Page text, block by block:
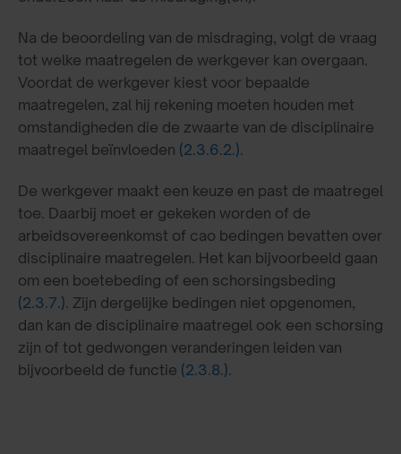
Na de beoordeling van de misdraging, volgt de vraag
tot welke maatregelen de werkgever kan overgaan.
Voordat de werkgever kiest voor bepaalde
maatregelen, zal hij rekening moeten houden met
omstandigheden die de zwaarte van de disciplinaire
maatregel beïnvloeden (2.3.6.2.).
De werkgever maakt een keuze en past de maatregel
toe. Daarbij moet er gekeken worden of de
arbeidsovereenkomst of cao bedingen bevatten over
disciplinaire maatregelen. Het kan bijvoorbeeld gaan
om een boetebeding of een schorsingsbeding
(2.3.7.). Zijn dergelijke bedingen niet opgenomen,
dan kan de disciplinaire maatregel ook een schorsing
zijn of tot gedwongen veranderingen leiden van
bijvoorbeeld de functie (2.3.8.).